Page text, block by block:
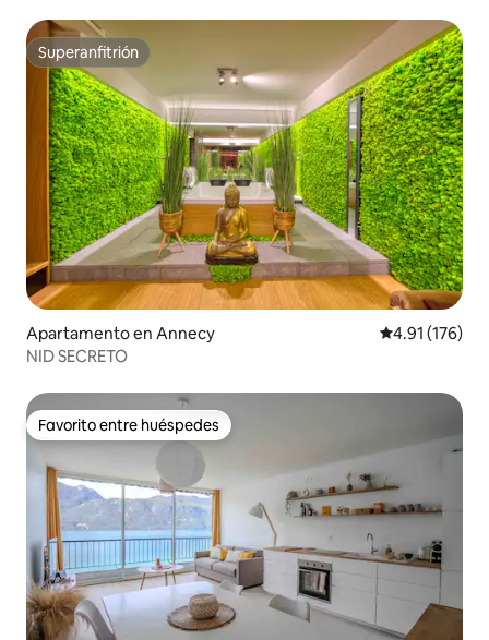
Superanfitrión
Superanfitrión
Apartamento en Annecy Calificación
4.91 (176)
NID SECRETO
Favorito entre huéspedes
Favorito entre huéspedes